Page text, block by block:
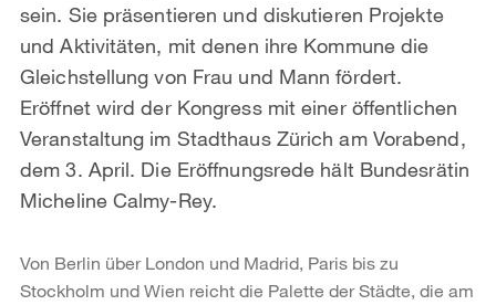
sein. Sie präsentieren und diskutieren Projekte
und Aktivitäten, mit denen ihre Kommune die
Gleichstellung von Frau und Mann fördert.
Eröffnet wird der Kongress mit einer öffentlichen
Veranstaltung im Stadthaus Zürich am Vorabend,
dem 3. April. Die Eröffnungsrede hält Bundesrätin
Micheline Calmy-Rey.
Von Berlin über London und Madrid, Paris bis zu
Stockholm und Wien reicht die Palette der Städte, die am